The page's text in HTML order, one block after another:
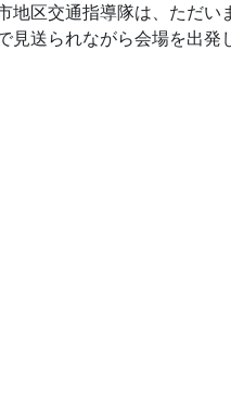
区交通指導隊は、ただ
送られながら会場を出